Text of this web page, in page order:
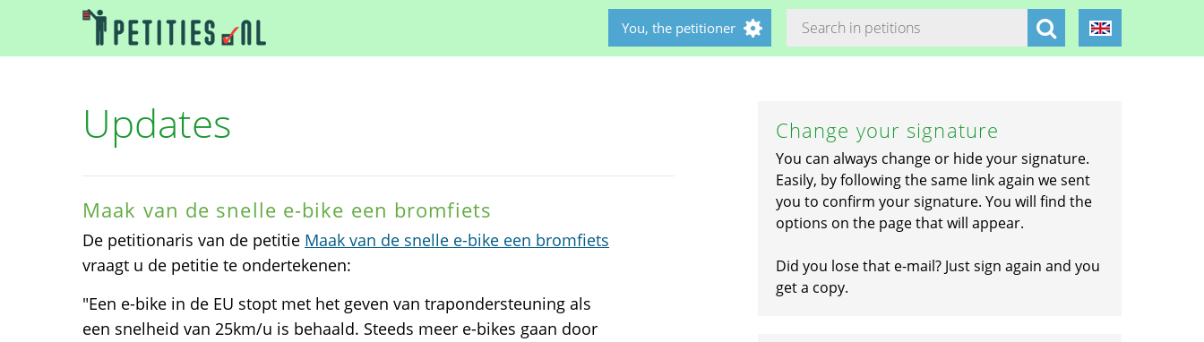
You, the petitioner
Updates
Maak van de snelle e-bike een bromfiets
De petitionaris van de petitie Maak van de snelle e-bike een bromfiets
vraagt u de petitie te ondertekenen:
"Een e-bike in de EU stopt met het geven van trapondersteuning als
een snelheid van 25km/u is behaald. Steeds meer e-bikes gaan door
Change your signature
You can always change or hide your signature.
Easily, by following the same link again we sent
you to confirm your signature. You will find the
options on the page that will appear.
Did you lose that e-mail? Just sign again and you
get a copy.